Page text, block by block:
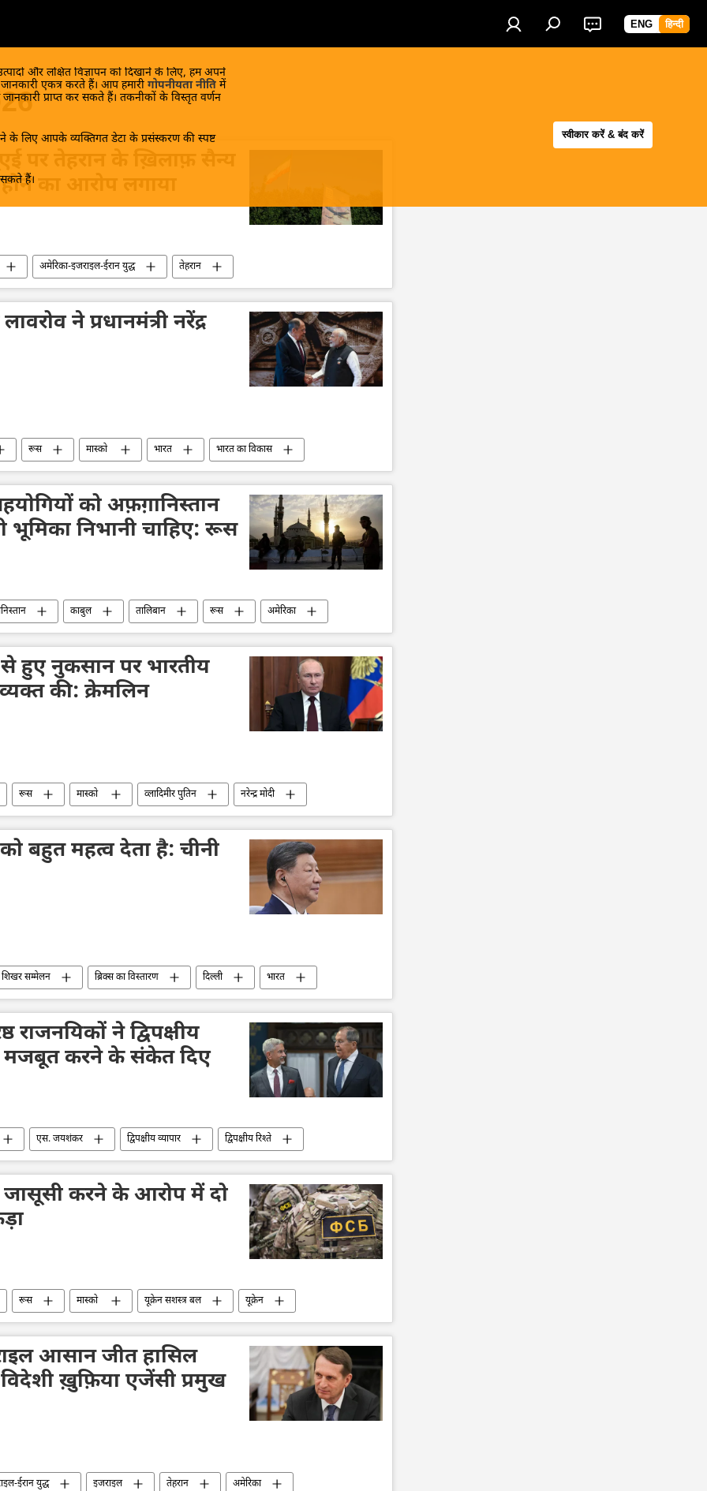
ENG हिन्दी
और लक्षित विज्ञापन को दिखाने के लिए, हम अपने
एकत्र करते हैं। आप हमारी गोपनीयता नीति में
प्राप्त कर सकते हैं। तकनीकों के विस्तृत वर्णन
के लिए आपके व्यक्तिगत डेटा के प्रसंस्करण की स्पष्ट
हैं।
स्वीकार करें & बंद करें
का आरोप लगाया
अमेरिका-इजराइल-ईरान युद्ध
तेहरान
ने प्रधानमंत्री नरेंद्र
रूस मास्को भारत
भारत का विकास
रिश्ते नरेन्द्र मोदी व्लादिमीर पुतिन सर्गे लवरोव
को अफ़ग़ानिस्तान
भूमिका निभानी चाहिए: रूस
काबुल तालिबान रूस
अमेरिका
हुए नुकसान पर भारतीय
की: क्रेमलिन
रूस मास्को व्लादिमीर पुतिन
नरेन्द्र मोदी
द्रौपदी मुर्मू
बहुत महत्व देता है: चीनी
शिखर सम्मेलन ब्रिक्स का विस्तारण दिल्ली
भारत
भारत सरकार चीन रूस का विकास
रूस
ने द्विपक्षीय
मजबूत करने के संकेत दिए
एस. जयशंकर द्विपक्षीय व्यापार
द्विपक्षीय रिश्ते
विकास मध्य पूर्व
करने के आरोप में दो
रूस मास्को यूक्रेन सशस्त्र बल
यूक्रेन
जवाबी हमला विशेष सैन्य अभियान
रक्षा मंत्रालय (MoD)
आसान जीत हासिल
ख़ुफ़िया एजेंसी प्रमुख
ईरान युद्ध इजराइल तेहरान
अमेरिका